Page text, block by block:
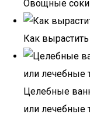
Овощные соки
Как
Целебные
или лечебные